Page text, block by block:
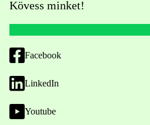
Kövess minket!
Facebook
LinkedIn
Youtube